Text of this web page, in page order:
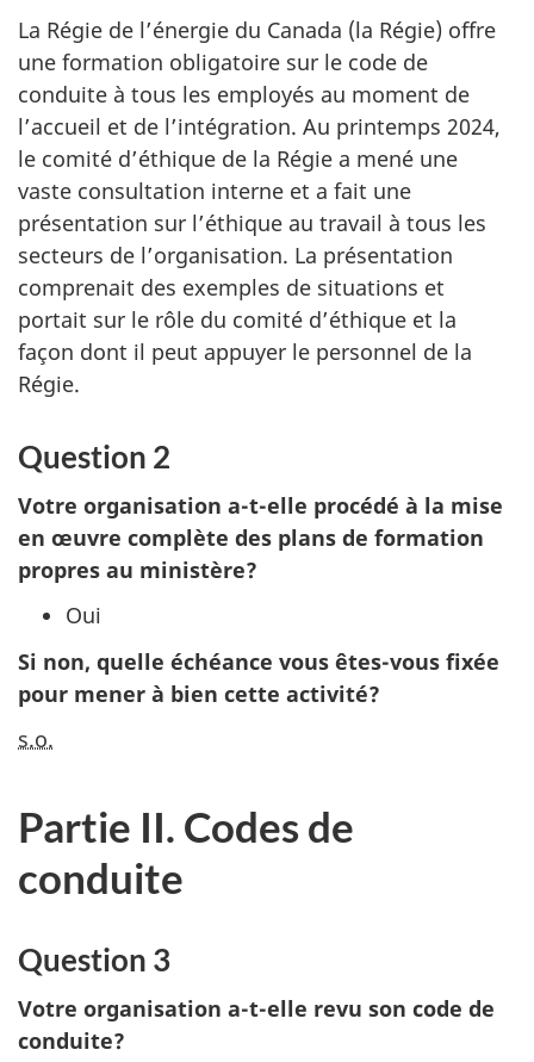
La Régie de l’énergie du Canada (la Régie) offre
une formation obligatoire sur le code de
conduite à tous les employés au moment de
l’accueil et de l’intégration. Au printemps 2024,
le comité d’éthique de la Régie a mené une
vaste consultation interne et a fait une
présentation sur l’éthique au travail à tous les
secteurs de l’organisation. La présentation
comprenait des exemples de situations et
portait sur le rôle du comité d’éthique et la
façon dont il peut appuyer le personnel de la
Régie.
Question 2
Votre organisation a-t-elle procédé à la mise
en œuvre complète des plans de formation
propres au ministère?
Oui
Si non, quelle échéance vous êtes-vous fixée
pour mener à bien cette activité?
s.o.
Partie II. Codes de
conduite
Question 3
Votre organisation a-t-elle revu son code de
conduite?